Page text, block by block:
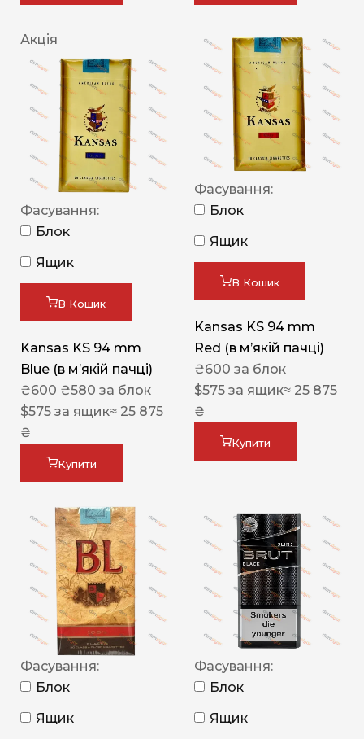
Акція
Фасування:
Блок
Ящик
В Кошик
Kansas KS 94 mm
Blue (в мʼякій пачці)
₴600 ₴580 за блок
$575 за ящик≈ 25 875
₴
Купити
Фасування:
Блок
Ящик
В Кошик
Kansas KS 94 mm
Red (в мʼякій пачці)
₴600 за блок
$575 за ящик≈ 25 875
₴
Купити
Фасування:
Блок
Ящик
Фасування:
Блок
Ящик